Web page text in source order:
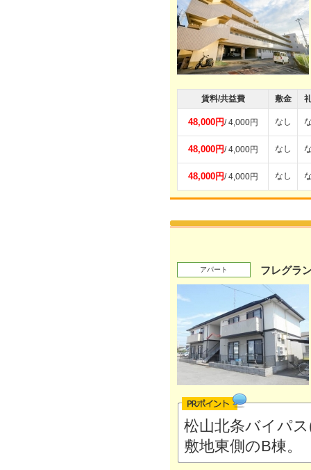
賃料/共益費 敷金
48,000円/ 4,000円 なし
48,000円/ 4,000円 なし
48,000円/ 4,000円 なし
アパート フレグラ
松山北条バイパ
敷地東側のB棟。